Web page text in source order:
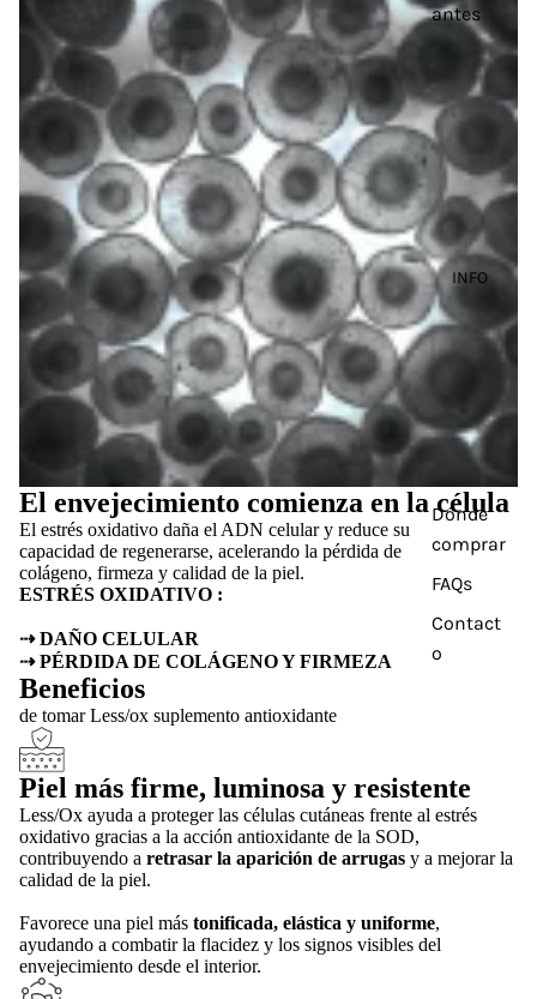
antes
INFO
Dónde
comprar
FAQs
Contact
o
El envejecimiento comienza en la célula
El estrés oxidativo daña el ADN celular y reduce su
capacidad de regenerarse, acelerando la pérdida de
colágeno, firmeza y calidad de la piel.
ESTRÉS OXIDATIVO :
⇢ DAÑO CELULAR
⇢ PÉRDIDA DE COLÁGENO Y FIRMEZA
Beneficios
de tomar Less/ox suplemento antioxidante
Piel más firme, luminosa y resistente
Less/Ox ayuda a proteger las células cutáneas frente al estrés
oxidativo gracias a la acción antioxidante de la SOD,
contribuyendo a retrasar la aparición de arrugas y a mejorar la
calidad de la piel.
Favorece una piel más tonificada, elástica y uniforme,
ayudando a combatir la flacidez y los signos visibles del
envejecimiento desde el interior.